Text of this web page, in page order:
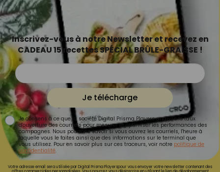
Inscrivez-vous à notre Newsletter et recevez en
CADEAU 15 recettes SPÉCIAL BRÛLE-GRAISSE !
Je télécharge
Je consens à ce que la société Digital Prisma Players analyse le taux
d'ouverture des courriels pour mesurer et optimiser les performances des
campagnes. Nous pourrons savoir si vous ouvrez les courriels, l'heure à
laquelle vous le faites ainsi que des informations sur le terminal que
vous utilisez. Pour en savoir plus sur ces traceurs, voir notre politique de
confidentialité.
Votre adresse email sera utilisée par Digital Prisma Playerspour vous envoyer votre newsletter contenant des